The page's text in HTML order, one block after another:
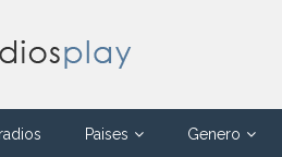
Paises Genero